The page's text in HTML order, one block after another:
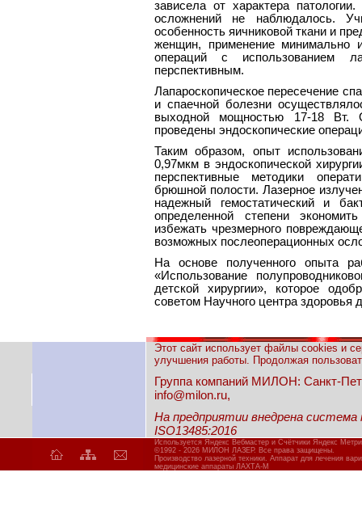
зависела от характера
осложнений не наблюдалось.
особенность яичниковой ткани и
женщин, применение минимально
операций с использованием
перспективным.
Лапароскопическое пересечение
и спаечной болезни
выходной мощностью 17-18 Вт.
проведены эндоскопические
Таким образом, опыт
0,97мкм в эндоскопической
перспективные методики
брюшной полости. Лазерное
надежный гемостатический и
определенной степени
избежать чрезмерного
возможных послеоперационных
На основе полученного опыта
«Использование
детской хирургии», которое
советом Научного центра
Этот сайт использует файлы cookies и
улучшения работы. Продолжая
Группа компаний МИЛОН: Санкт-
info@milon.ru,
На предприятии внедрена
ISO13485:2016
Используется Яндекс Вебмастер и Счётчики Яндекс
©1992 - 2026 МИЛОН ЛАЗЕР. Все права защищены.
Производство лазерной техники. Аппарат для лечения
медицинские аппараты ЛАХТА-М